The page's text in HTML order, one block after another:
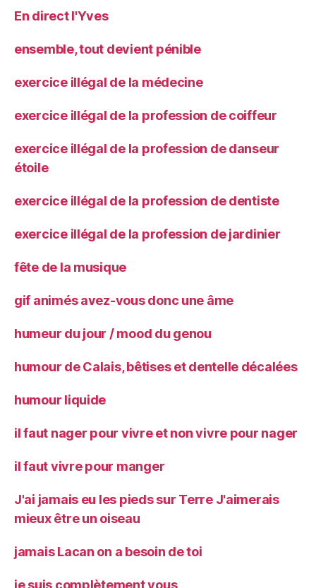
En direct l'Yves
ensemble, tout devient pénible
exercice illégal de la médecine
exercice illégal de la profession de coiffeur
exercice illégal de la profession de danseur
étoile
exercice illégal de la profession de dentiste
exercice illégal de la profession de jardinier
fête de la musique
gif animés avez-vous donc une âme
humeur du jour / mood du genou
humour de Calais, bêtises et dentelle décalées
humour liquide
il faut nager pour vivre et non vivre pour nager
il faut vivre pour manger
J'ai jamais eu les pieds sur Terre J'aimerais
mieux être un oiseau
jamais Lacan on a besoin de toi
je suis complètement vous